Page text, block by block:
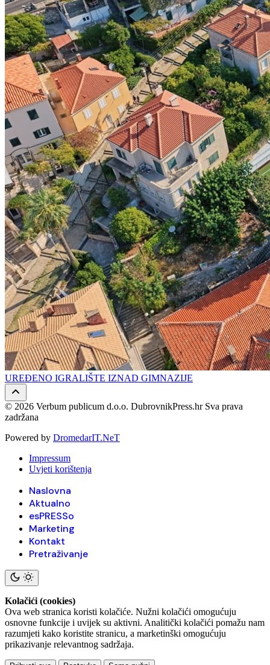
UREĐENO IGRALIŠTE IZNAD GIMNAZIJE
© 2026 Verbum publicum d.o.o. DubrovnikPress.hr Sva prava
zadržana
Powered by DromedarIT.NeT
Impressum
Uvjeti korištenja
Naslovna
Aktualno
esPRESSo
Marketing
Kontakt
Pretraživanje
Kolačići (cookies)
Ova web stranica koristi kolačiće. Nužni kolačići omogućuju
osnovne funkcije i uvijek su aktivni. Analitički kolačići pomažu nam
razumjeti kako koristite stranicu, a marketinški omogućuju
prikazivanje relevantnog sadržaja.